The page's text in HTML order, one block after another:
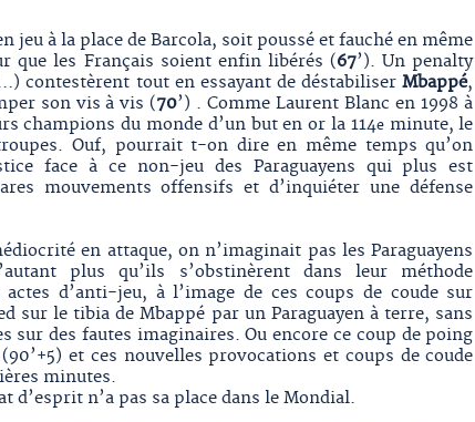
jeu à la place de Barcola, soit poussé et fauché en même
que les Français soient enfin libérés (67’). Un penalty
contestèrent tout en essayant de déstabiliserMbappé,
son vis à vis (70’) . Comme Laurent Blanc en 1998 à
champions du monde d’un but en or la 114eminute, le
Ouf, pourrait t-on dire en même temps qu’on
face à ce non-jeu des Paraguayens qui plus est
mouvements offensifs et d’inquiéter une défense
en attaque, on n’imaginait pas les Paraguayens
plus qu’ils s’obstinèrent dans leur méthode
d’anti-jeu, à l’image de ces coups de coude sur
sur le tibia de Mbappé par un Paraguayen à terre, sans
sur des fautes imaginaires. Ou encore ce coup de poing
et ces nouvelles provocations et coups de coude
minutes.
n’a pas sa place dans le Mondial.